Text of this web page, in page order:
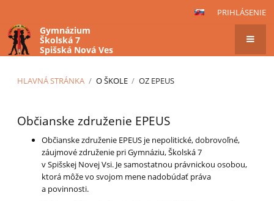
PRIHLÁSENIE
Gymnázium
Školská 7
Spišská Nová Ves
HLAVNÁ STRÁNKA / O ŠKOLE / OZ EPEUS
OZ
EPEUS
Občianske združenie EPEUS
Občianske združenie EPEUS je nepolitické, dobrovoľné,
záujmové združenie pri Gymnáziu, Školská 7
v Spišskej Novej Vsi. Je samostatnou právnickou osobou,
ktorá môže vo svojom mene nadobúdať práva
a povinnosti.